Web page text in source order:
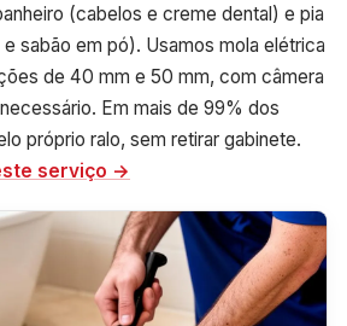
(cabelos e creme dental) e pia
sabão em pó). Usamos mola elétrica
de 40 mm e 50 mm, com câmera
Em mais de 99% dos
próprio ralo, sem retirar gabinete.
serviço →